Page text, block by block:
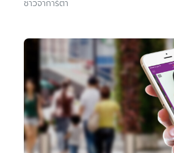
ชาวจาการ์ตา